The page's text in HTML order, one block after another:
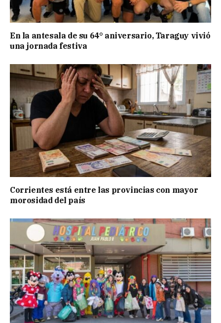
En la antesala de su 64° aniversario, Taraguy vivió
una jornada festiva
Corrientes está entre las provincias con mayor
morosidad del país